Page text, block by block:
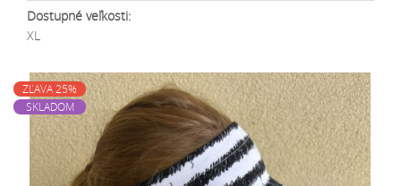
Dostupné veľkosti:
XL
ZĽAVA 25%
SKLADOM